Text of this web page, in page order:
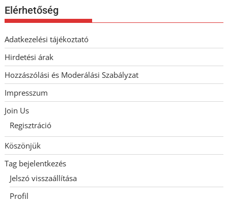
Elérhetőség
Adatkezelési tájékoztató
Hirdetési árak
Hozzászólási és Moderálási Szabályzat
Impresszum
Join Us
Regisztráció
Köszönjük
Tag bejelentkezés
Jelszó visszaállítása
Profil